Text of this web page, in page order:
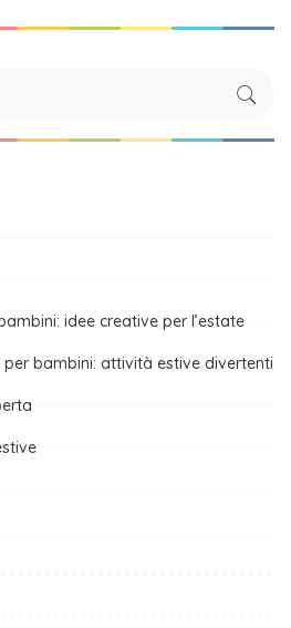
idee creative per l’estate
bambini: attività estive divertenti